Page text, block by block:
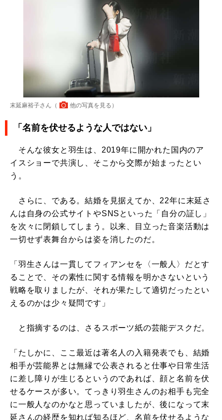
末延麻裕子さん（ 他の写真を見る ）
「名前を伏せるような人ではない」
そんな彼女と羽生は、2019年に開かれた国内のア
イスショーで共演し、そこから交際が始まったとい
う。
さらに、である。結婚を見据えてか、22年に末延さ
んは自身の公式サイトやSNSといった「自分の証し」
を次々に閉鎖してしまう。以来、目立った音楽活動は
一切せず表舞台からは姿を消したのだ。
「羽生さんは一貫してフィアンセを〈一般人〉だとす
ることで、その素性に関する情報を明かさないという
戦略を取りましたが、それが果たして適切だったとい
えるのかは少々疑問です」
と指摘するのは、さるスポーツ紙の芸能デスクだ。
「たしかに、ここ最近は著名人の入籍発表でも、結婚
相手が芸能界とは無縁で公表されると仕事や日常生活
に差し障りが生じるというのであれば、顔と名前を伏
せるケースが多い。てっきり羽生さんのお相手も完全
に一般人なのかなと思っていましたが、後になって末
延さんの経歴を知れば知るほど、名前を伏せるような